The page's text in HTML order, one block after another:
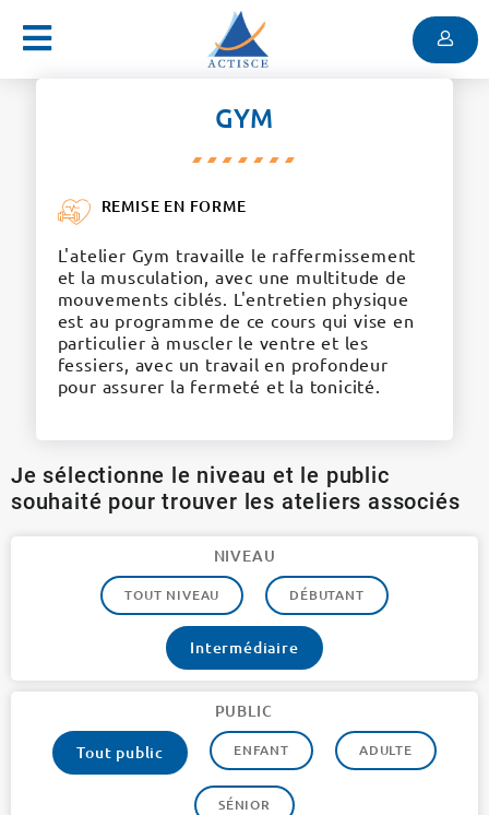
Menu
GYM
REMISE EN FORME
L'atelier Gym travaille le raffermissement
et la musculation, avec une multitude de
mouvements ciblés. L'entretien physique
est au programme de ce cours qui vise en
particulier à muscler le ventre et les
fessiers, avec un travail en profondeur
pour assurer la fermeté et la tonicité.
Je sélectionne le niveau et le public
souhaité pour trouver les ateliers associés
NIVEAU
TOUT NIVEAU DÉBUTANT
Intermédiaire
PUBLIC
Tout public
ENFANT ADULTE
SÉNIOR